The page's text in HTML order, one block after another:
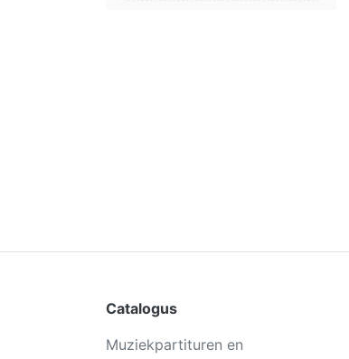
Catalogus
Muziekpartituren en